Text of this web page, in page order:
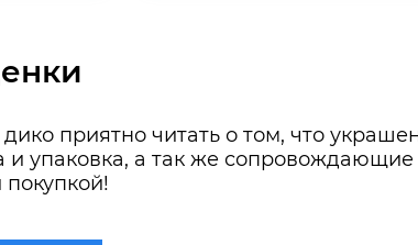
приятно читать о том, что
упаковка, а так же